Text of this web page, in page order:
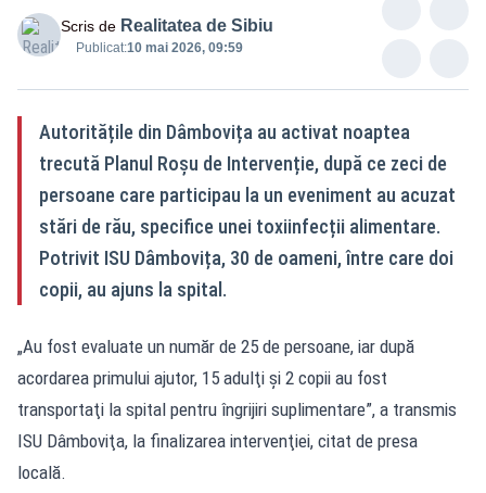
Scris de Realitatea de Sibiu
Publicat:10 mai 2026, 09:59
Autoritățile din Dâmbovița au activat noaptea
trecută Planul Roșu de Intervenție, după ce zeci de
persoane care participau la un eveniment au acuzat
stări de rău, specifice unei toxiinfecții alimentare.
Potrivit ISU Dâmbovița, 30 de oameni, între care doi
copii, au ajuns la spital.
„Au fost evaluate un număr de 25 de persoane, iar după
acordarea primului ajutor, 15 adulţi şi 2 copii au fost
transportaţi la spital pentru îngrijiri suplimentare”, a transmis
ISU Dâmboviţa, la finalizarea intervenţiei, citat de presa
locală.